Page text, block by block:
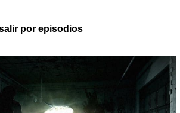
por episodios